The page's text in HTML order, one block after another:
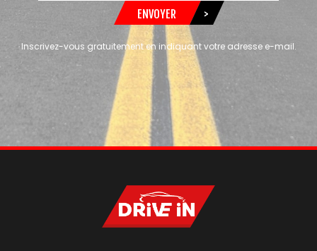
ENVOYER >
Inscrivez-vous gratuitement en indiquant votre adresse e-mail.